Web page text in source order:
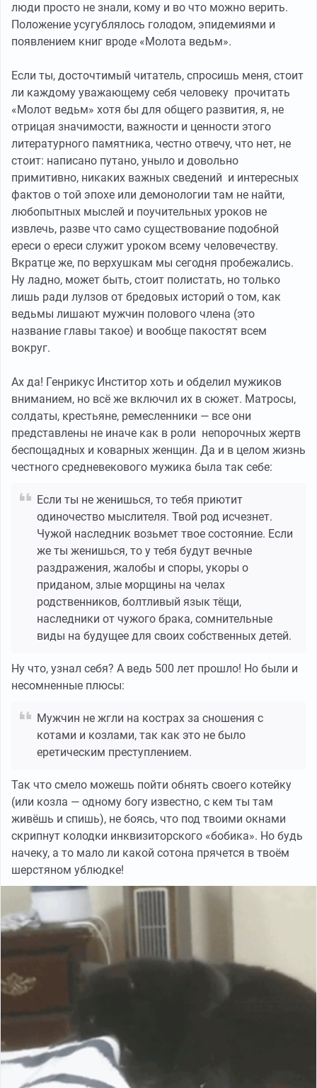
люди просто не знали, кому и во что можно верить.
Положение усугублялось голодом, эпидемиями и
появлением книг вроде «Молота ведьм».
Если ты, досточтимый читатель, спросишь меня, стоит
ли каждому уважающему себя человеку прочитать
«Молот ведьм» хотя бы для общего развития, я, не
отрицая значимости, важности и ценности этого
литературного памятника, честно отвечу, что нет, не
стоит: написано путано, уныло и довольно
примитивно, никаких важных сведений и интересных
фактов о той эпохе или демонологии там не найти,
любопытных мыслей и поучительных уроков не
извлечь, разве что само существование подобной
ереси о ереси служит уроком всему человечеству.
Вкратце же, по верхушкам мы сегодня пробежались.
Ну ладно, может быть, стоит полистать, но только
лишь ради лулзов от бредовых историй о том, как
ведьмы лишают мужчин полового члена (это
название главы такое) и вообще пакостят всем
вокруг.
Ах да! Генрикус Инститор хоть и обделил мужиков
вниманием, но всё же включил их в сюжет. Матросы,
солдаты, крестьяне, ремесленники — все они
представлены не иначе как в роли непорочных жертв
беспощадных и коварных женщин. Да и в целом жизнь
честного средневекового мужика была так себе:
Если ты не женишься, то тебя приютит
одиночество мыслителя. Твой род исчезнет.
Чужой наследник возьмет твое состояние. Если
же ты женишься, то у тебя будут вечные
раздражения, жалобы и споры, укоры о
приданом, злые морщины на челах
родственников, болтливый язык тёщи,
наследники от чужого брака, сомнительные
виды на будущее для своих собственных детей.
Ну что, узнал себя? А ведь 500 лет прошло! Но были и
несомненные плюсы:
Мужчин не жгли на кострах за сношения с
котами и козлами, так как это не было
еретическим преступлением.
Так что смело можешь пойти обнять своего котейку
(или козла — одному богу известно, с кем ты там
живёшь и спишь), не боясь, что под твоими окнами
скрипнут колодки инквизиторского «бобика». Но будь
начеку, а то мало ли какой сотона прячется в твоём
шерстяном ублюдке!